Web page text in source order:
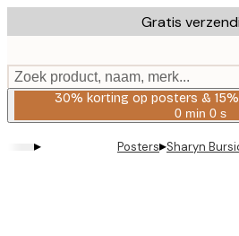
to
content.
Gratis
Zoek product, naam, merk...
30% korting op posters &
0 min 0 s
Geldig
2026-
▸ Posters▸Sharyn